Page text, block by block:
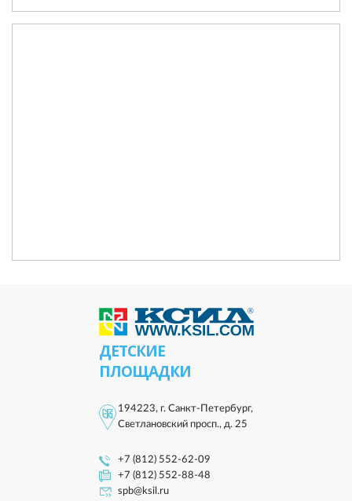
ДЕТСКИЕ
ПЛОЩАДКИ
194223, г. Санкт-Петербург,
Светлановский просп., д. 25
+7 (812) 552-62-09
+7 (812) 552-88-48
spb@ksil.ru